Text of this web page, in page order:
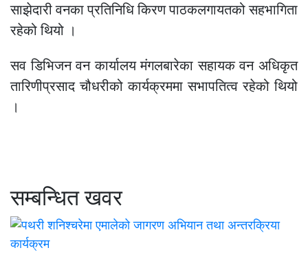
साझेदारी वनका प्रतिनिधि किरण पाठकलगायतको सहभागिता
रहेको थियो ।
सव डिभिजन वन कार्यालय मंगलबारेका सहायक वन अधिकृत
तारिणीप्रसाद चौधरीको कार्यक्रममा सभापतित्व रहेको थियो
।
सम्बन्धित खवर